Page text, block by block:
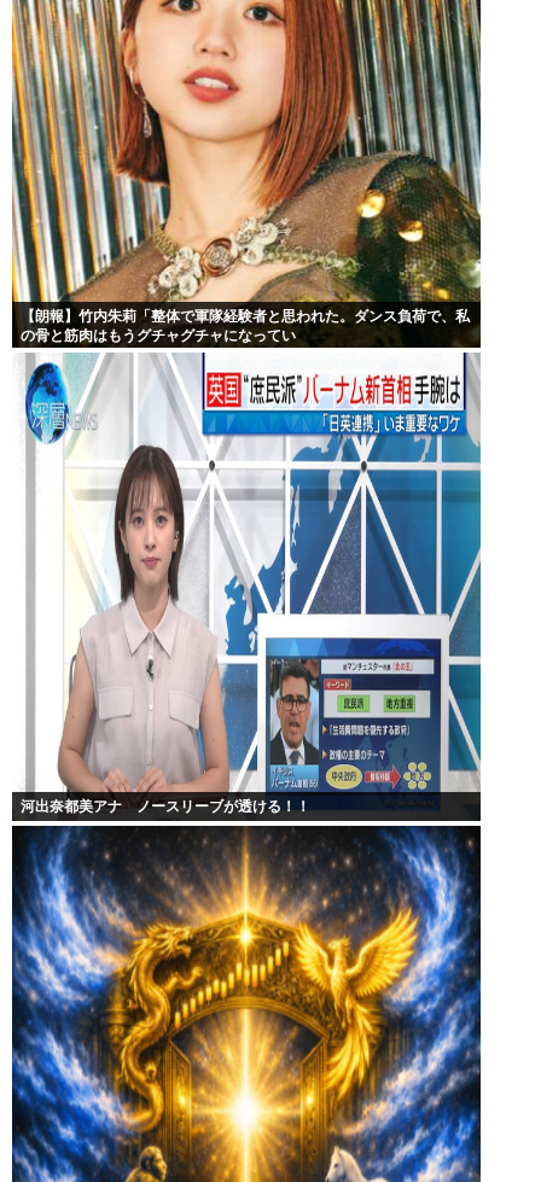
【朗報】竹内朱莉「整体で軍隊経験者と思われた。ダンス負荷で、私
の骨と筋肉はもうグチャグチャになってい
河出奈都美アナ ノースリーブが透ける！！